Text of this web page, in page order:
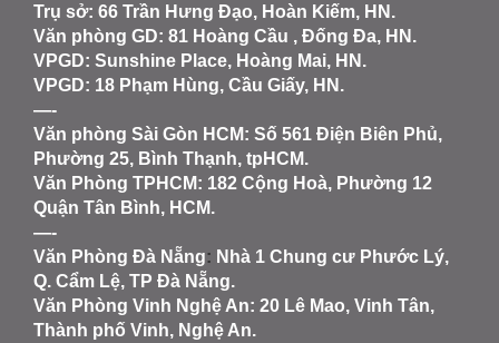
Trụ sở: 66 Trần Hưng Đạo, Hoàn Kiếm, HN.
Văn phòng GD: 81 Hoàng Cầu , Đống Đa, HN.
VPGD: Sunshine Place, Hoàng Mai, HN.
VPGD: 18 Phạm Hùng, Cầu Giấy, HN.
—-
Văn phòng Sài Gòn HCM: Số 561 Điện Biên Phủ,
Phường 25, Bình Thạnh, tpHCM.
Văn Phòng TPHCM: 182 Cộng Hoà, Phường 12
Quận Tân Bình, HCM.
—-
Văn Phòng Đà Nẵng: Nhà 1 Chung cư Phước Lý,
Q. Cẩm Lệ, TP Đà Nẵng.
Văn Phòng Vinh Nghệ An: 20 Lê Mao, Vinh Tân,
Thành phố Vinh, Nghệ An.